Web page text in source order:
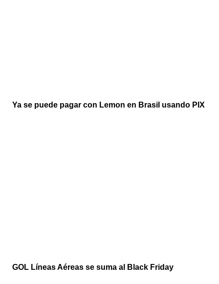
Ya se puede pagar con Lemon en Brasil usando PIX
GOL Líneas Aéreas se suma al Black Friday